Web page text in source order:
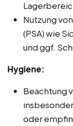
Nutzung
(PSA) wie
und ggf.
Hygiene:
Beachtung
oder